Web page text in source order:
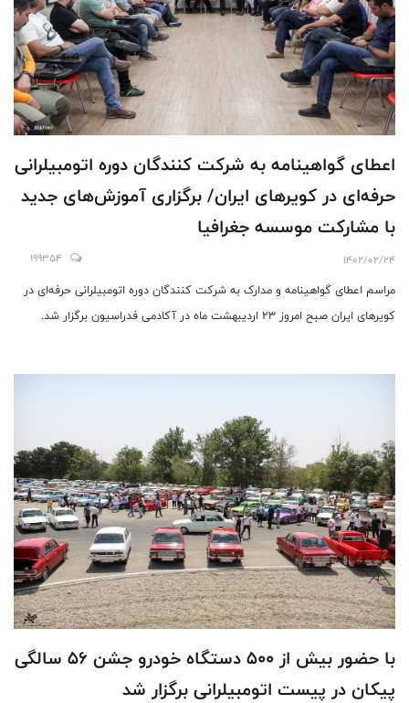
اعطای گواهینامه به شرکت کنندگان دوره اتومبیلرانی
حرفه‌ای در کویر‌های ایران/ برگزاری آموزش‌های جدید
با مشارکت موسسه جغرافیا
1402/02/24
199354
مراسم اعطای گواهینامه و مدارک به شرکت کنندگان دوره اتومبیلرانی حرفه‌ای در
کویر‌های ایران صبح امروز ۲۳ اردیبهشت ماه در آکادمی فدراسیون برگزار شد.
با حضور بیش از ۵۰۰ دستگاه خودرو جشن ۵۶ سالگی
پیکان در پیست اتومبیلرانی برگزار شد